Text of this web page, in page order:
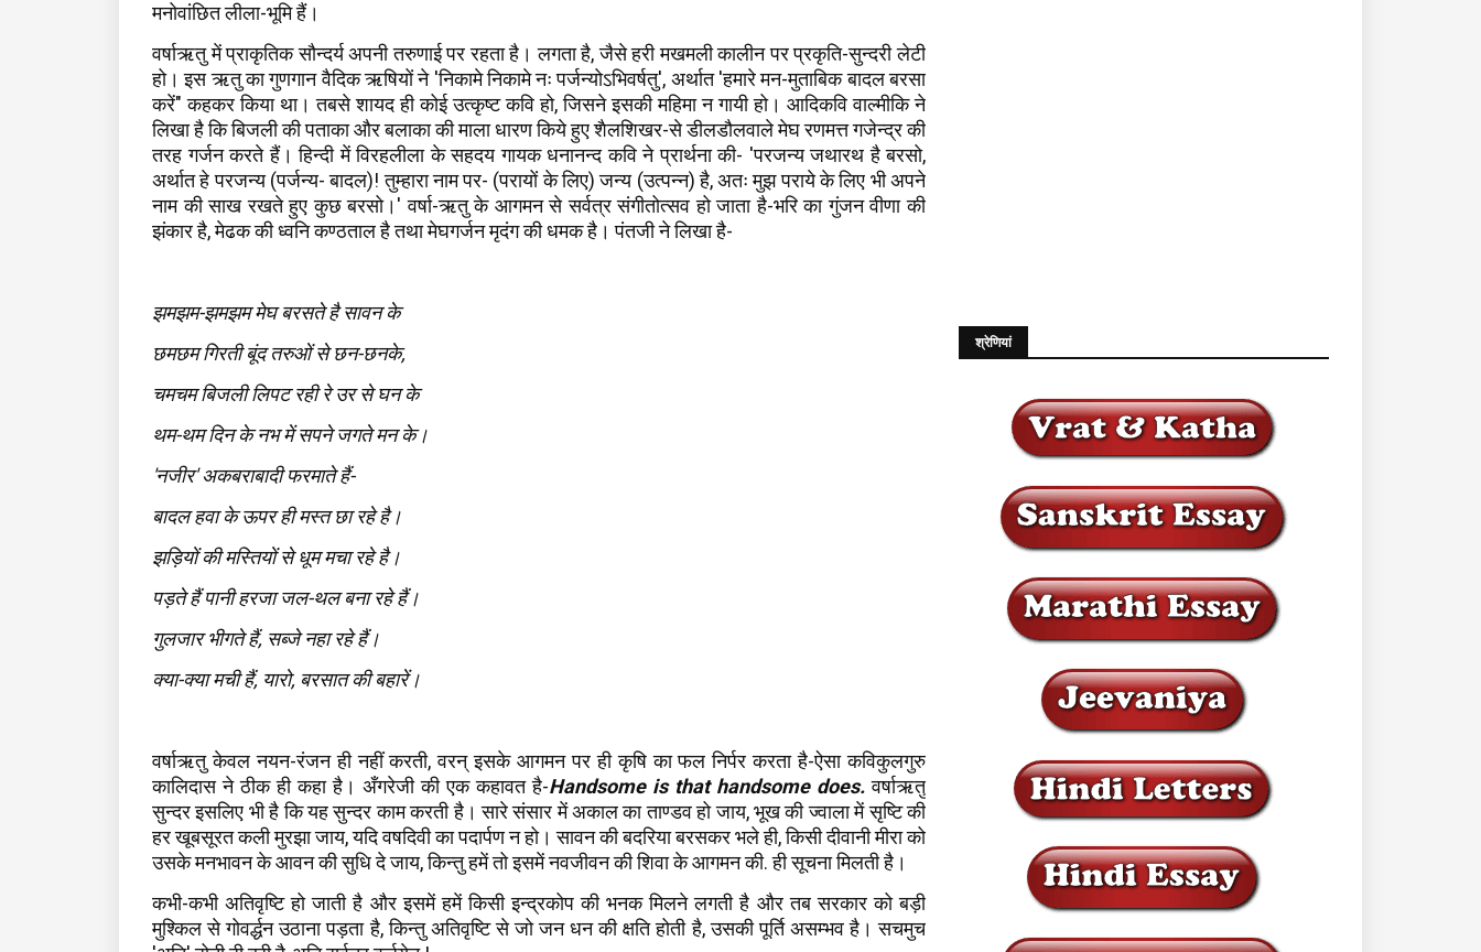
मनोवांछित लीला-भूमि हैं।
वर्षाऋतु में प्राकृतिक सौन्दर्य अपनी तरुणाई पर रहता है। लगता है, जैसे हरी मखमली कालीन पर प्रकृति-सुन्दरी लेटी
हो। इस ऋतु का गुणगान वैदिक ऋषियों ने 'निकामे निकामे नः पर्जन्योऽभिवर्षतु', अर्थात 'हमारे मन-मुताबिक बादल बरसा
करें" कहकर किया था। तबसे शायद ही कोई उत्कृष्ट कवि हो, जिसने इसकी महिमा न गायी हो। आदिकवि वाल्मीकि ने
लिखा है कि बिजली की पताका और बलाका की माला धारण किये हुए शैलशिखर-से डीलडौलवाले मेघ रणमत्त गजेन्द्र की
तरह गर्जन करते हैं। हिन्दी में विरहलीला के सहदय गायक धनानन्द कवि ने प्रार्थना की- 'परजन्य जथारथ है बरसो,
अर्थात हे परजन्य (पर्जन्य- बादल)! तुम्हारा नाम पर- (परायों के लिए) जन्य (उत्पन्न) है, अतः मुझ पराये के लिए भी अपने
नाम की साख रखते हुए कुछ बरसो।' वर्षा-ऋतु के आगमन से सर्वत्र संगीतोत्सव हो जाता है-भरि का गुंजन वीणा की
झंकार है, मेढक की ध्वनि कण्ठताल है तथा मेघगर्जन मृदंग की धमक है। पंतजी ने लिखा है-
झमझम-झमझम मेघ बरसते है सावन के
छमछम गिरती बूंद तरुओं से छन-छनके,
चमचम बिजली लिपट रही रे उर से घन के
थम-थम दिन के नभ में सपने जगते मन के।
'नजीर' अकबराबादी फरमाते हैं-
बादल हवा के ऊपर ही मस्त छा रहे है।
झड़ियों की मस्तियों से धूम मचा रहे है।
पड़ते हैं पानी हरजा जल-थल बना रहे हैं।
गुलजार भीगते हैं, सब्जे नहा रहे हैं।
क्या-क्या मची हैं, यारो, बरसात की बहारें।
वर्षाऋतु केवल नयन-रंजन ही नहीं करती, वरन् इसके आगमन पर ही कृषि का फल निर्पर करता है-ऐसा कविकुलगुरु
कालिदास ने ठीक ही कहा है। अँगरेजी की एक कहावत है-Handsome is that handsome does.वर्षाऋतु
सुन्दर इसलिए भी है कि यह सुन्दर काम करती है। सारे संसार में अकाल का ताण्डव हो जाय, भूख की ज्वाला में सृष्टि की
हर खूबसूरत कली मुरझा जाय, यदि वषदिवी का पदार्पण न हो। सावन की बदरिया बरसकर भले ही, किसी दीवानी मीरा को
उसके मनभावन के आवन की सुधि दे जाय, किन्तु हमें तो इसमें नवजीवन की शिवा के आगमन की. ही सूचना मिलती है।
कभी-कभी अतिवृष्टि हो जाती है और इसमें हमें किसी इन्द्रकोप की भनक मिलने लगती है और तब सरकार को बड़ी
मुश्किल से गोवर्द्धन उठाना पड़ता है, किन्तु अतिवृष्टि से जो जन धन की क्षति होती है, उसकी पूर्ति असम्भव है। सचमुच
श्रेणियां